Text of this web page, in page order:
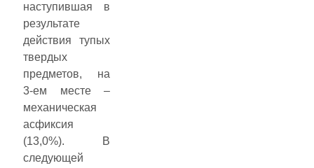
наступившая в
результате
действия тупых
твердых
предметов, на
3-ем месте –
механическая
асфиксия
(13,0%). В
следующей